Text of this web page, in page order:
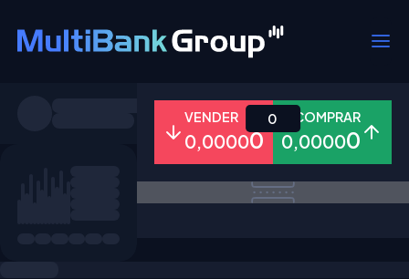
Todos Forex Metais Ações
VENDER
0,00000
COMPRAR
0,00000
0